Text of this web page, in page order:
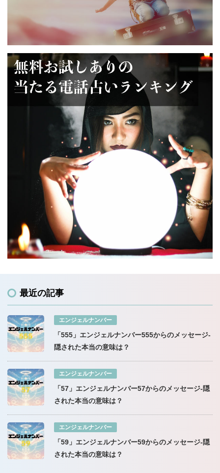
最近の記事
エンジェルナンバー
「555」エンジェルナンバー555からのメッセージ-
隠された本当の意味は？
エンジェルナンバー
「57」エンジェルナンバー57からのメッセージ-隠
された本当の意味は？
エンジェルナンバー
「59」エンジェルナンバー59からのメッセージ-隠
された本当の意味は？